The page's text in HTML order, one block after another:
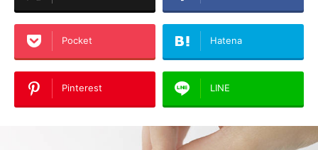
Pocket Hatena
Pinterest LINE